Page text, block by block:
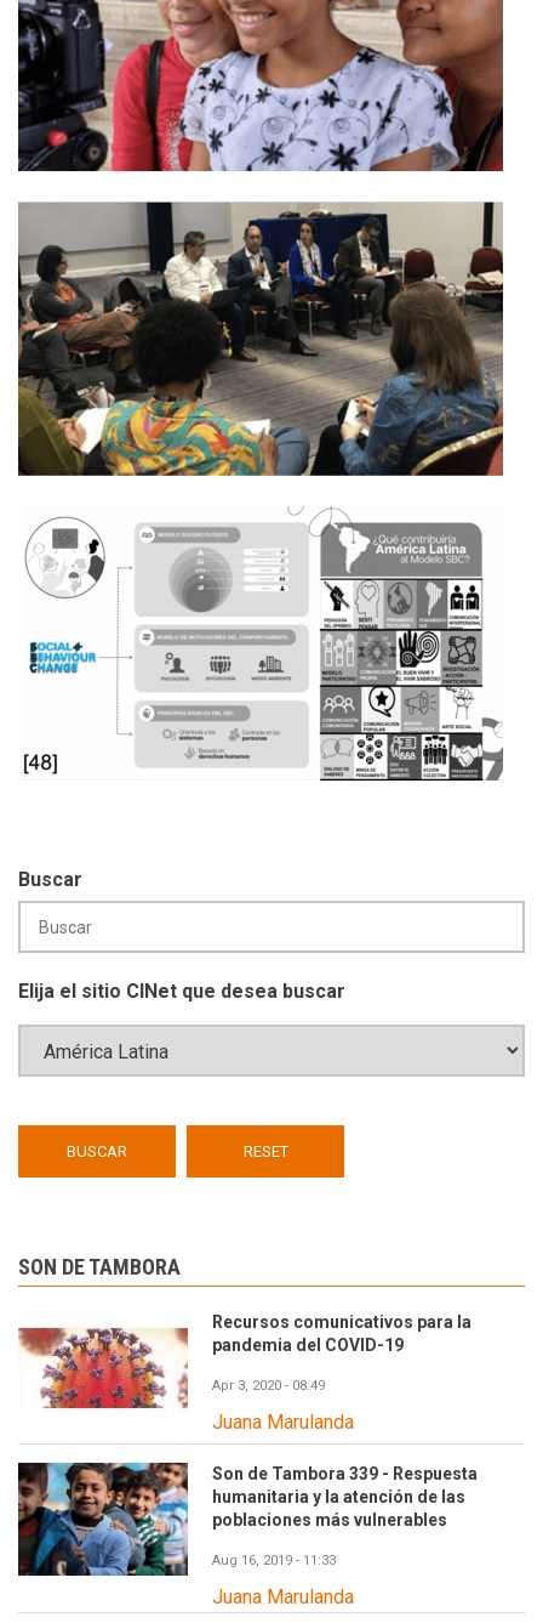
Buscar
Elija el sitio CINet que desea buscar
SON DE TAMBORA
Recursos comunicativos para la
pandemia del COVID-19
Apr 3, 2020 - 08:49
Juana Marulanda
Son de Tambora 339 - Respuesta
humanitaria y la atención de las
poblaciones más vulnerables
Aug 16, 2019 - 11:33
Juana Marulanda